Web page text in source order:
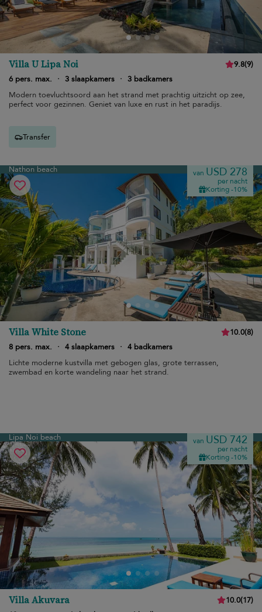
Villa U Lipa Noi 9.8(9)
6 pers. max.
· 3 slaapkamers · 3 badkamers
Modern toevluchtsoord aan het strand met prachtig uitzicht op zee,
perfect voor gezinnen. Geniet van luxe en rust in het paradijs.
Transfer
Nathon beach van USD 278
per nacht
Korting -10%
Villa White Stone 10.0(8)
8 pers. max.
· 4 slaapkamers · 4 badkamers
Lichte moderne kustvilla met gebogen glas, grote terrassen,
zwembad en korte wandeling naar het strand.
Lipa Noi beach van USD 742
per nacht
Korting -10%
Villa Akuvara 10.0(17)